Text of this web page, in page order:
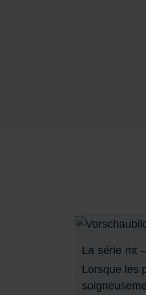
La série mt
Lorsque les